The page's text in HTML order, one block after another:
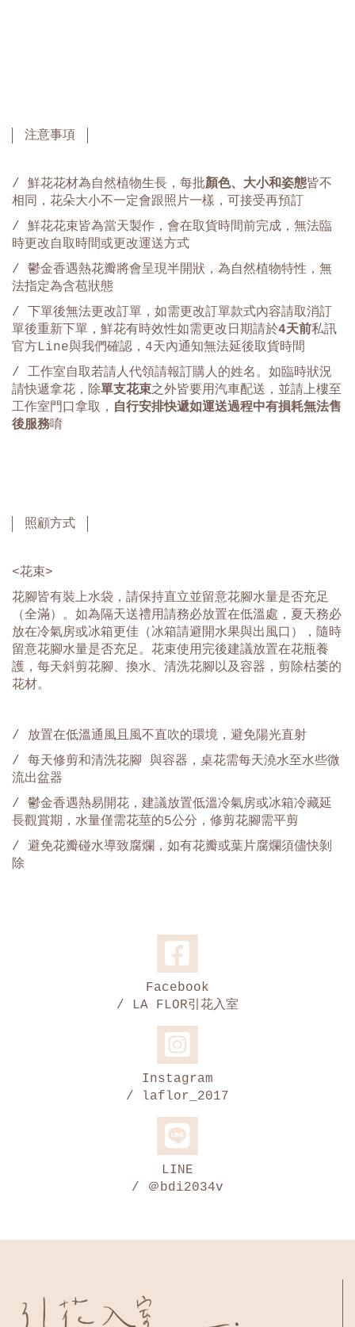
注意事項
/ 鮮花花材為自然植物生長，每批顏色、大小和姿態皆不
相同，花朵大小不一定會跟照片一樣，可接受再預訂
/ 鮮花花束皆為當天製作，會在取貨時間前完成，無法臨
時更改自取時間或更改運送方式
/ 鬱金香遇熱花瓣將會呈現半開狀，為自然植物特性，無
法指定為含苞狀態
/ 下單後無法更改訂單，如需更改訂單款式內容請取消訂
單後重新下單，鮮花有時效性如需更改日期請於4天前私訊
官方Line與我們確認，4天內通知無法延後取貨時間
/ 工作室自取若請人代領請報訂購人的姓名。如臨時狀況
請快遞拿花，除單支花束之外皆要用汽車配送，並請上樓至
工作室門口拿取， 自行安排快遞如運送過程中有損耗無法售
後服務唷
照顧方式
<花束>
花腳皆有裝上水袋，請保持直立並留意花腳水量是否充足
（全滿）。如為隔天送禮用請務必放置在低溫處，夏天務必
放在冷氣房或冰箱更佳（冰箱請避開水果與出風口），隨時
留意花腳水量是否充足。花束使用完後建議放置在花瓶養
護，每天斜剪花腳、換水、清洗花腳以及容器，剪除枯萎的
花材。
/ 放置在低溫通風且風不直吹的環境，避免陽光直射
/ 每天修剪和清洗花腳 與容器，桌花需每天澆水至水些微
流出盆器
/ 鬱金香遇熱易開花，建議放置低溫冷氣房或冰箱冷藏延
長觀賞期，水量僅需花莖的5公分，修剪花腳需平剪
/ 避免花瓣碰水導致腐爛，如有花瓣或葉片腐爛須儘快剝
除
Facebook
/ LA FLOR引花入室
Instagram
/ laflor_2017
LINE
/ ＠bdi2034v